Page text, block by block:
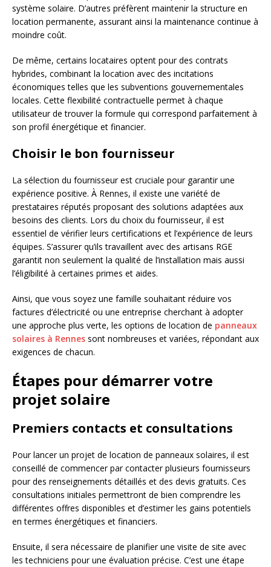
système solaire. D’autres préfèrent maintenir la structure en
location permanente, assurant ainsi la maintenance continue à
moindre coût.
De même, certains locataires optent pour des contrats
hybrides, combinant la location avec des incitations
économiques telles que les subventions gouvernementales
locales. Cette flexibilité contractuelle permet à chaque
utilisateur de trouver la formule qui correspond parfaitement à
son profil énergétique et financier.
Choisir le bon fournisseur
La sélection du fournisseur est cruciale pour garantir une
expérience positive. À Rennes, il existe une variété de
prestataires réputés proposant des solutions adaptées aux
besoins des clients. Lors du choix du fournisseur, il est
essentiel de vérifier leurs certifications et l’expérience de leurs
équipes. S’assurer qu’ils travaillent avec des artisans RGE
garantit non seulement la qualité de l’installation mais aussi
l’éligibilité à certaines primes et aides.
Ainsi, que vous soyez une famille souhaitant réduire vos
factures d’électricité ou une entreprise cherchant à adopter
une approche plus verte, les options de location de panneaux
solaires à Rennes sont nombreuses et variées, répondant aux
exigences de chacun.
Étapes pour démarrer votre
projet solaire
Premiers contacts et consultations
Pour lancer un projet de location de panneaux solaires, il est
conseillé de commencer par contacter plusieurs fournisseurs
pour des renseignements détaillés et des devis gratuits. Ces
consultations initiales permettront de bien comprendre les
différentes offres disponibles et d’estimer les gains potentiels
en termes énergétiques et financiers.
Ensuite, il sera nécessaire de planifier une visite de site avec
les techniciens pour une évaluation précise. C’est une étape